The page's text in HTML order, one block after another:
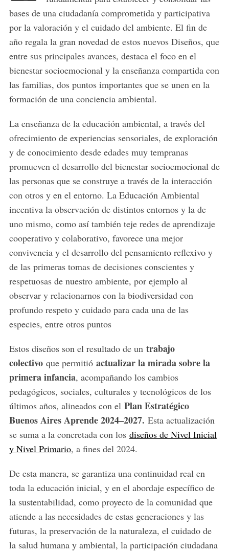
bases de una ciudadanía comprometida y participativa
por la valoración y el cuidado del ambiente. El fin de
año regala la gran novedad de estos nuevos Diseños, que
entre sus principales avances, destaca el foco en el
bienestar socioemocional y la enseñanza compartida con
las familias, dos puntos importantes que se unen en la
formación de una conciencia ambiental.
La enseñanza de la educación ambiental, a través del
ofrecimiento de experiencias sensoriales, de exploración
y de conocimiento desde edades muy tempranas
promueven el desarrollo del bienestar socioemocional de
las personas que se construye a través de la interacción
con otros y en el entorno. La Educación Ambiental
incentiva la observación de distintos entornos y la de
uno mismo, como así también teje redes de aprendizaje
cooperativo y colaborativo, favorece una mejor
convivencia y el desarrollo del pensamiento reflexivo y
de las primeras tomas de decisiones conscientes y
respetuosas de nuestro ambiente, por ejemplo al
observar y relacionarnos con la biodiversidad con
profundo respeto y cuidado para cada una de las
especies, entre otros puntos
Estos diseños son el resultado de un trabajo
colectivoque permitió actualizar la mirada sobre la
primera infancia, acompañando los cambios
pedagógicos, sociales, culturales y tecnológicos de los
últimos años, alineados con el Plan Estratégico
Buenos Aires Aprende 2024–2027. Esta actualización
se suma a la concretada con los diseños de Nivel Inicial
y Nivel Primario, a fines del 2024.
De esta manera, se garantiza una continuidad real en
toda la educación inicial, y en el abordaje específico de
la sustentabilidad, como proyecto de la comunidad que
atiende a las necesidades de estas generaciones y las
futuras, la preservación de la naturaleza, el cuidado de
la salud humana y ambiental, la participación ciudadana